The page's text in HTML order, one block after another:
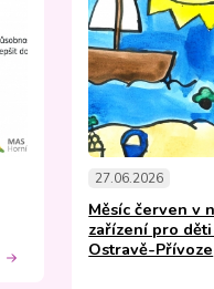
27.06.2026
Měsíc červen v
zařízení pro
Ostravě-Přívoze